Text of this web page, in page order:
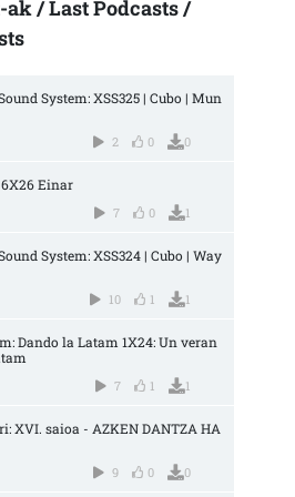
/ Last Podcasts /
System: XSS325 | Cubo | Mun
2 0 0
Einar
7 0 1
System: XSS324 | Cubo | Way
10 1 1
Dando la Latam 1X24: Un veran
7 1 1
XVI. saioa - AZKEN DANTZA HA
9 0 0